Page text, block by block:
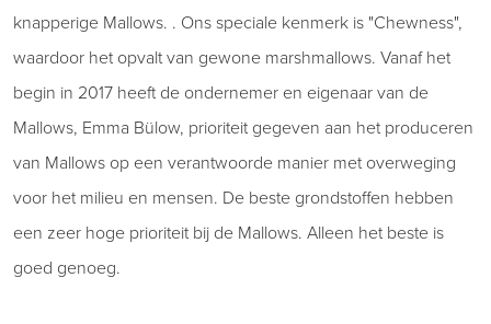
knapperige Mallows. . Ons speciale kenmerk is "Chewness",
waardoor het opvalt van gewone marshmallows. Vanaf het
begin in 2017 heeft de ondernemer en eigenaar van de
Mallows, Emma Bülow, prioriteit gegeven aan het produceren
van Mallows op een verantwoorde manier met overweging
voor het milieu en mensen. De beste grondstoffen hebben
een zeer hoge prioriteit bij de Mallows. Alleen het beste is
goed genoeg.